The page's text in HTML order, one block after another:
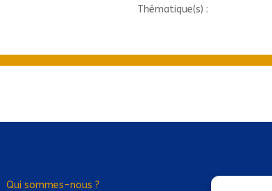
Thématique(s) :
Qui sommes-nous ?